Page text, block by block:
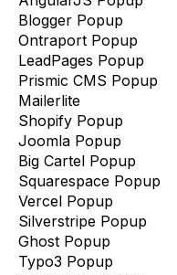
Blogger Popup
Ontraport Popup
LeadPages Popup
Prismic CMS Popup
Mailerlite
Shopify Popup
Joomla Popup
Big Cartel Popup
Squarespace Popup
Vercel Popup
Silverstripe Popup
Ghost Popup
Typo3 Popup